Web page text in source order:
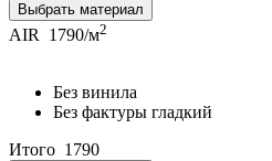
Выбрать материал
AIR 1790/м2
Без винила
Без фактуры гладкий
Итого 1790